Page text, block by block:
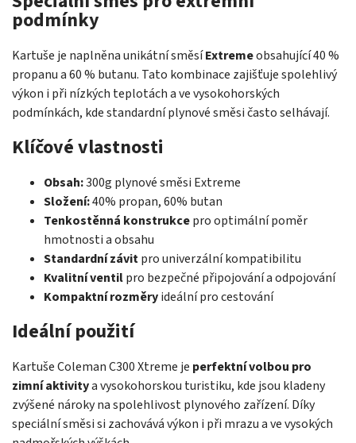
podmínky
Kartuše je naplněna unikátní směsíExtremeobsahující 40 %
propanu a 60 % butanu. Tato kombinace zajišťuje spolehlivý
výkon i při nízkých teplotách a ve vysokohorských
podmínkách, kde standardní plynové směsi často selhávají.
Klíčové vlastnosti
Obsah:300g plynové směsi Extreme
Složení:40% propan, 60% butan
Tenkostěnná konstrukcepro optimální poměr
hmotnosti a obsahu
Standardní závitpro univerzální kompatibilitu
Kvalitní ventilpro bezpečné připojování a odpojování
Kompaktní rozměryideální pro cestování
Ideální použití
Kartuše Coleman C300 Xtreme je perfektní volbou pro
zimní aktivitya vysokohorskou turistiku, kde jsou kladeny
zvýšené nároky na spolehlivost plynového zařízení. Díky
speciální směsi si zachovává výkon i při mrazu a ve vysokých